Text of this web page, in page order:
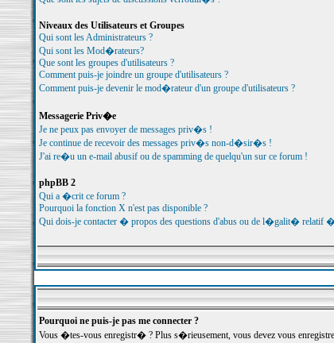
Niveaux des Utilisateurs et Groupes
Qui sont les Administrateurs ?
Qui sont les Mod�rateurs?
Que sont les groupes d'utilisateurs ?
Comment puis-je joindre un groupe d'utilisateurs ?
Comment puis-je devenir le mod�rateur d'un groupe d'utilisateurs ?
Messagerie Priv�e
Je ne peux pas envoyer de messages priv�s !
Je continue de recevoir des messages priv�s non-d�sir�s !
J'ai re�u un e-mail abusif ou de spamming de quelqu'un sur ce forum !
phpBB 2
Qui a �crit ce forum ?
Pourquoi la fonction X n'est pas disponible ?
Qui dois-je contacter � propos des questions d'abus ou de l�galit� relatif
Pourquoi ne puis-je pas me connecter ?
Vous �tes-vous enregistr� ? Plus s�rieusement, vous devez vous